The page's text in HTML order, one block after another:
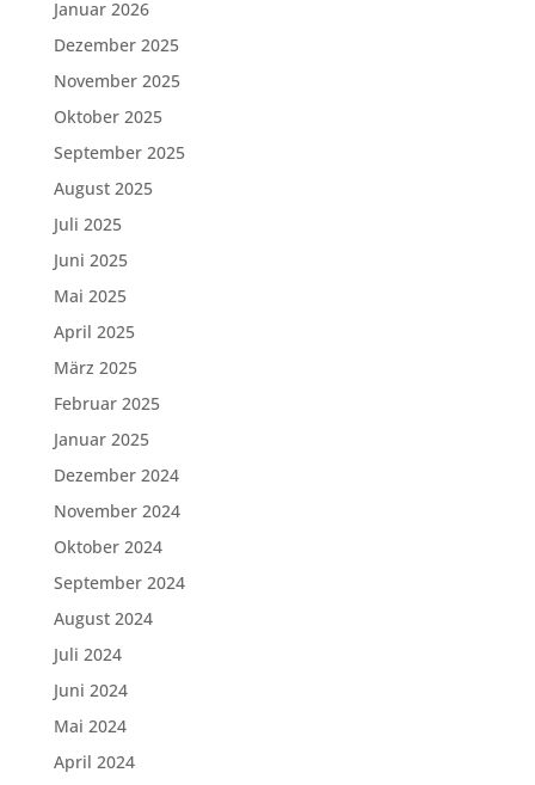
Januar 2026
Dezember 2025
November 2025
Oktober 2025
September 2025
August 2025
Juli 2025
Juni 2025
Mai 2025
April 2025
März 2025
Februar 2025
Januar 2025
Dezember 2024
November 2024
Oktober 2024
September 2024
August 2024
Juli 2024
Juni 2024
Mai 2024
April 2024